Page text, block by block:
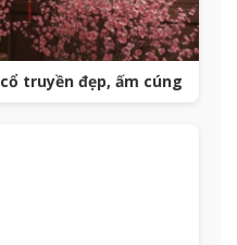
truyền đẹp, ấm cúng